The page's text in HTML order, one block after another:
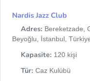
Nardis Jazz Club
Adres: Bereketzade,
Beyoğlu, İstanbul,
Kapasite: 120 kişi
Tür: Caz Kulübü